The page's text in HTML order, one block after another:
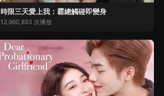
時限三天愛上我：霸總觸碰即變身
12,960,893 次播放